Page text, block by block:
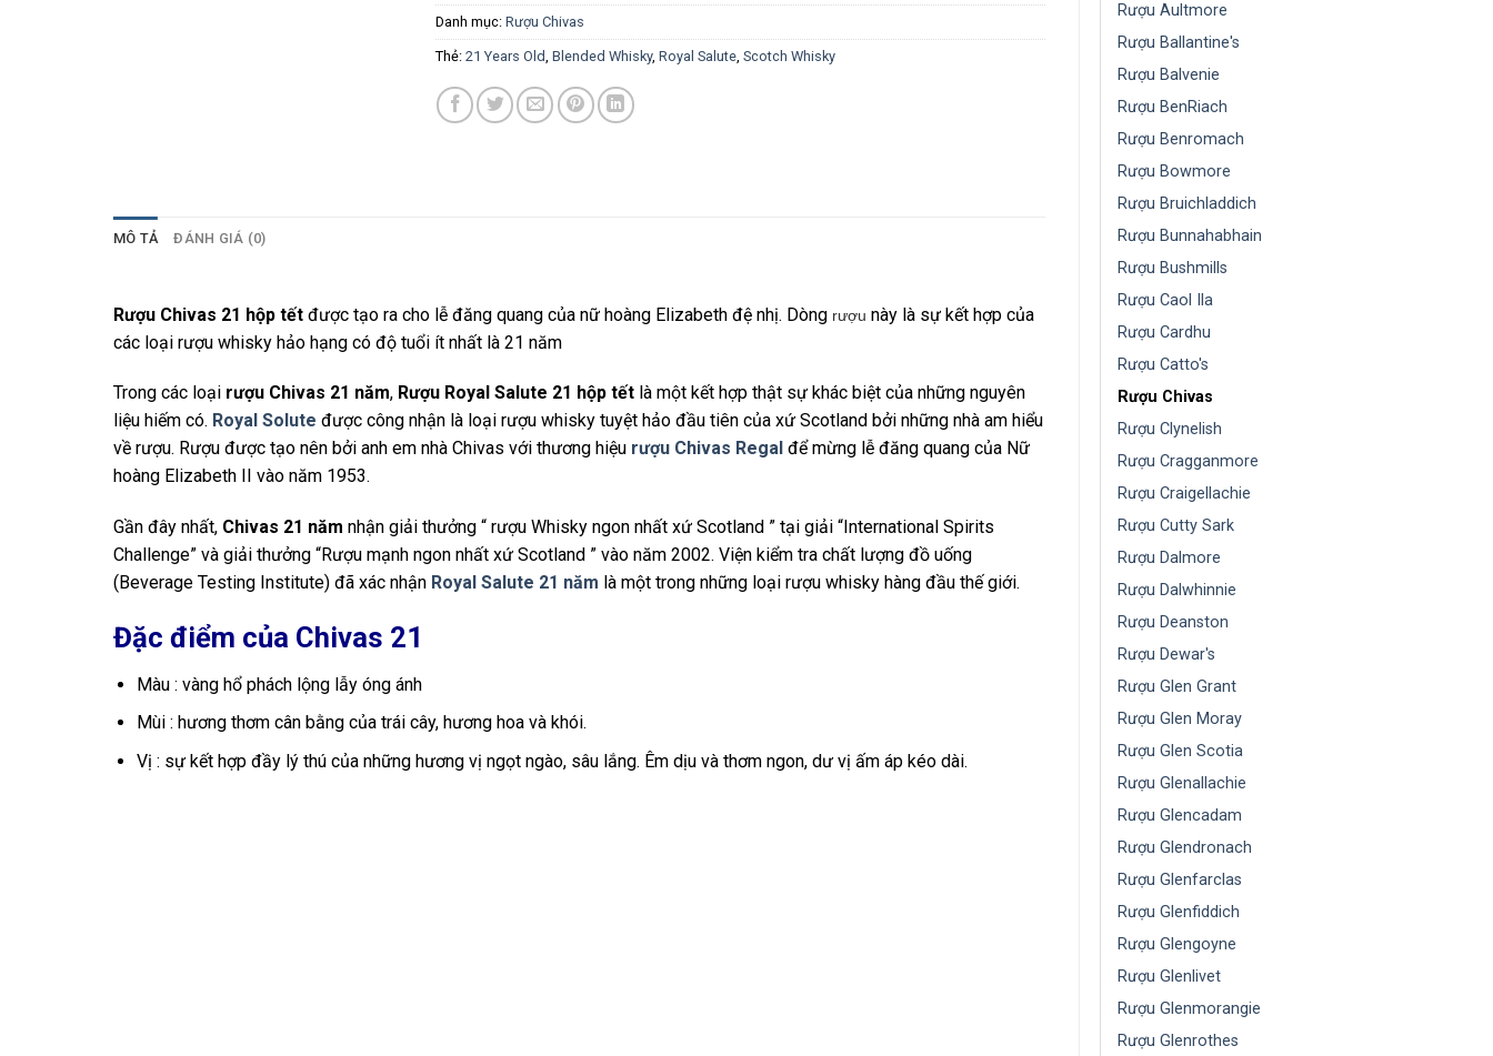
Rượu Aultmore
Rượu Ballantine's
Rượu Balvenie
Rượu BenRiach
Rượu Benromach
Rượu Bowmore
Rượu Bruichladdich
Rượu Bunnahabhain
Rượu Bushmills
Rượu Caol Ila
Rượu Cardhu
Rượu Catto's
Rượu Chivas
Rượu Clynelish
Rượu Cragganmore
Rượu Craigellachie
Rượu Cutty Sark
Rượu Dalmore
Rượu Dalwhinnie
Rượu Deanston
Rượu Dewar's
Rượu Glen Grant
Rượu Glen Moray
Rượu Glen Scotia
Rượu Glenallachie
Rượu Glencadam
Rượu Glendronach
Rượu Glenfarclas
Rượu Glenfiddich
Rượu Glengoyne
Rượu Glenlivet
Rượu Glenmorangie
Rượu Glenrothes
Danh mục: Rượu Chivas
Thẻ: 21 Years Old Blended Whisky, Royal Salute, Scotch Whisky
MÔ TẢ ĐÁNH GIÁ (0)
Rượu Chivas 21 hộp tết được tạo ra cho lễ đăng quang của nữ hoàng Elizabeth đệ nhị. Dòng rượu này là sự kết hợp của
các loại rượu whisky hảo hạng có độ tuổi ít nhất là 21 năm
Trong các loại rượu Chivas 21 năm, Rượu Royal Salute 21 hộp tết là một kết hợp thật sự khác biệt của những nguyên
liệu hiếm có. Royal Solute được công nhận là loại rượu whisky tuyệt hảo đầu tiên của xứ Scotland bởi những nhà am hiểu
về rượu. Rượu được tạo nên bởi anh em nhà Chivas với thương hiệu rượu Chivas Regal để mừng lễ đăng quang của Nữ
hoàng Elizabeth II vào năm 1953.
Gần đây nhất, Chivas 21 năm nhận giải thưởng “ rượu Whisky ngon nhất xứ Scotland ” tại giải “International Spirits
Challenge” và giải thưởng “Rượu mạnh ngon nhất xứ Scotland ” vào năm 2002. Viện kiểm tra chất lượng đồ uống
(Beverage Testing Institute) đã xác nhận Royal Salute 21 năm là một trong những loại rượu whisky hàng đầu thế giới.
Đặc điểm của Chivas 21
Màu : vàng hổ phách lộng lẫy óng ánh
Mùi : hương thơm cân bằng của trái cây, hương hoa và khói.
Vị : sự kết hợp đầy lý thú của những hương vị ngọt ngào, sâu lắng. Êm dịu và thơm ngon, dư vị ấm áp kéo dài.